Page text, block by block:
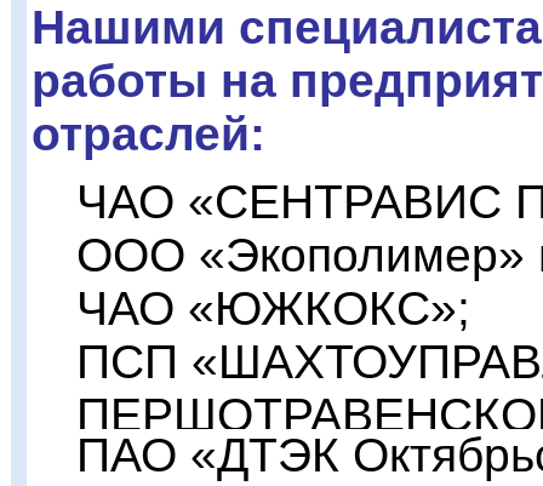
Нашими
работы на
отраслей:
ЧАО «СЕНТРАВИС
ООО «Экополимер»
ЧАО «ЮЖКОКС»;
ПСП
ПАО «ДТЭК